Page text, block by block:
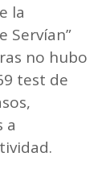
la
Servían”
no hubo
test de
a